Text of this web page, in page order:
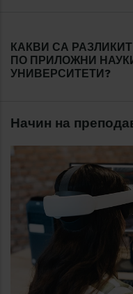
КАКВИ СА
ПО ПРИЛОЖНИ
УНИВЕРСИТЕТИ?
Начин на